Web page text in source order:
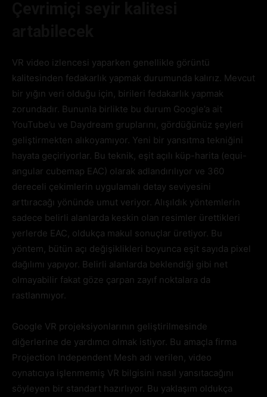
VR video izlencesi yaparken genellikle görüntü
kalitesinden fedakarlık yapmak durumunda kalırız. Mevcut
bir yığın veri olduğu için, birileri fedakarlık yapmak
zorundadır. Bununla birlikte bu durum Google’a ait
YouTube’u ve Daydream gruplarını, gördüğünüz şeyleri
geliştirmekten alıkoyamıyor. Yeni bir yansıtma tekniğini
hayata geçiriyorlar. Bu teknik, eşit açılı küp-harita (equi-
angular cubemap EAC) olarak adlandırılıyor ve 360
dereceli çekimlerin uygulamalı detay seviyesini
arttıracağı yönünde umut veriyor. Alışıldık yöntemlerin
sadece belirli alanlarda keskin olan resimler ürettikleri
yerlerde EAC, oldukça makul sonuçlar üretiyor. Bu
yöntem, bütün açı değişiklikleri boyunca eşit sayıda pixel
dağılımı yapıyor. Belirli alanlarda beklendiği gibi net
olmayabilir fakat göze çarpan zayıf noktalara da
rastlanmıyor.
Google VR projeksiyonlarının geliştirilmesinde
diğerlerine de yardımcı olmak istiyor. Bu amaçla firma
Projection Independent Mesh adı verilen, video
oynatıcıya işlenmemiş VR bilgisini nasıl yansıtacağını
söyleyen bir standart hazırlıyor. Bu yaklaşım oldukça